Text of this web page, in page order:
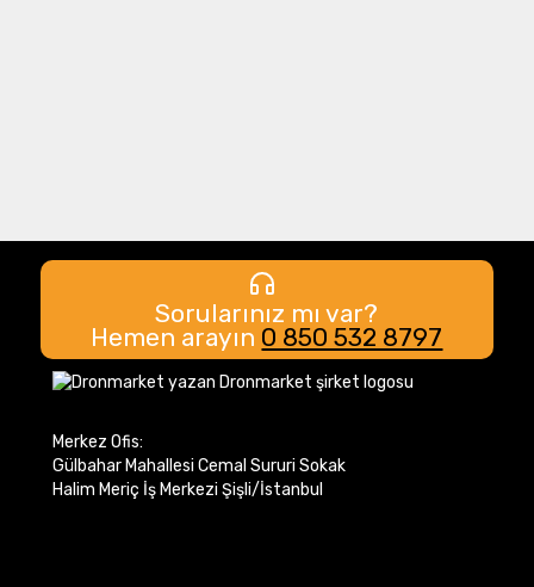
Sorularınız mı var?
Hemen arayın 0 850 532 8797
Merkez Ofis:
Gülbahar Mahallesi Cemal Sururi Sokak
Halim Meriç İş Merkezi Şişli/İstanbul